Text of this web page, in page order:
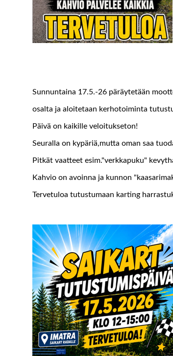
Sunnuntaina 17.5.-26 päräytetään
osalta ja aloitetaan kerhotoiminta
Päivä on kaikille veloitukseton!
Seuralla on kypäriä,mutta oman saa
Pitkät vaatteet esim."verkkapuku"
Kahvio on avoinna ja kunnon
Tervetuloa tutustumaan karting